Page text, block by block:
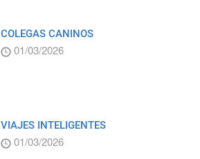
COLEGAS CANINOS
01/03/2026
VIAJES INTELIGENTES
01/03/2026